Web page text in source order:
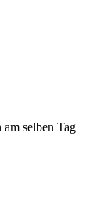
selben Tag